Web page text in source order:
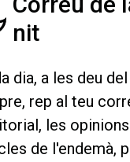
nit
dia, a les deu del
rep al teu
les
de l'endemà,